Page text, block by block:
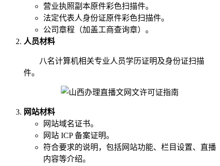
营业执照副本原件彩色扫描件。
法定代表人身份证原件彩色扫描件。
公司章程（加盖工商查询章）。
人员材料
八名计算机相关专业人员学历证明及身份证扫描
件。
网站材料
网站域名证书。
网站 ICP 备案证明。
符合要求的说明，包括网站功能、栏目设置、直播
内容等介绍。